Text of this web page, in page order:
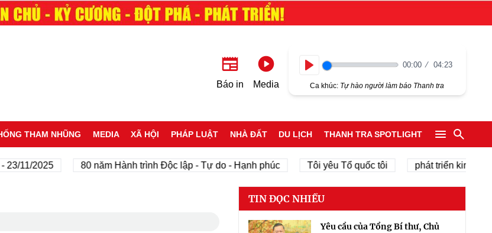
Báo in Media
00:00 04:23
Ca khúc: Tự hào người làm báo Thanh tra
THAM NHŨNG MEDIA XÃ HỘI PHÁP LUẬT NHÀ ĐẤT DU LỊCH THANH TRA SPOTLIGHT
2025 80 năm Hành trình Độc lập - Tự do - Hạnh phúc Tôi yêu Tổ quốc tôi phát triển kinh tế tư
TIN ĐỌC NHIỀU
Yêu cầu của Tổng Bí thư, Chủ